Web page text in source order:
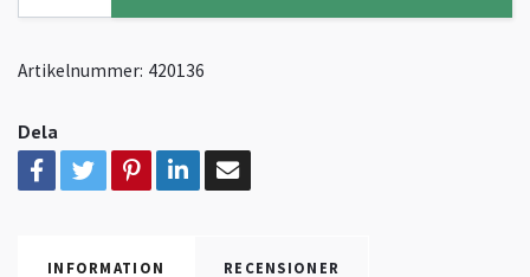
Artikelnummer: 420136
Dela
INFORMATION RECENSIONER